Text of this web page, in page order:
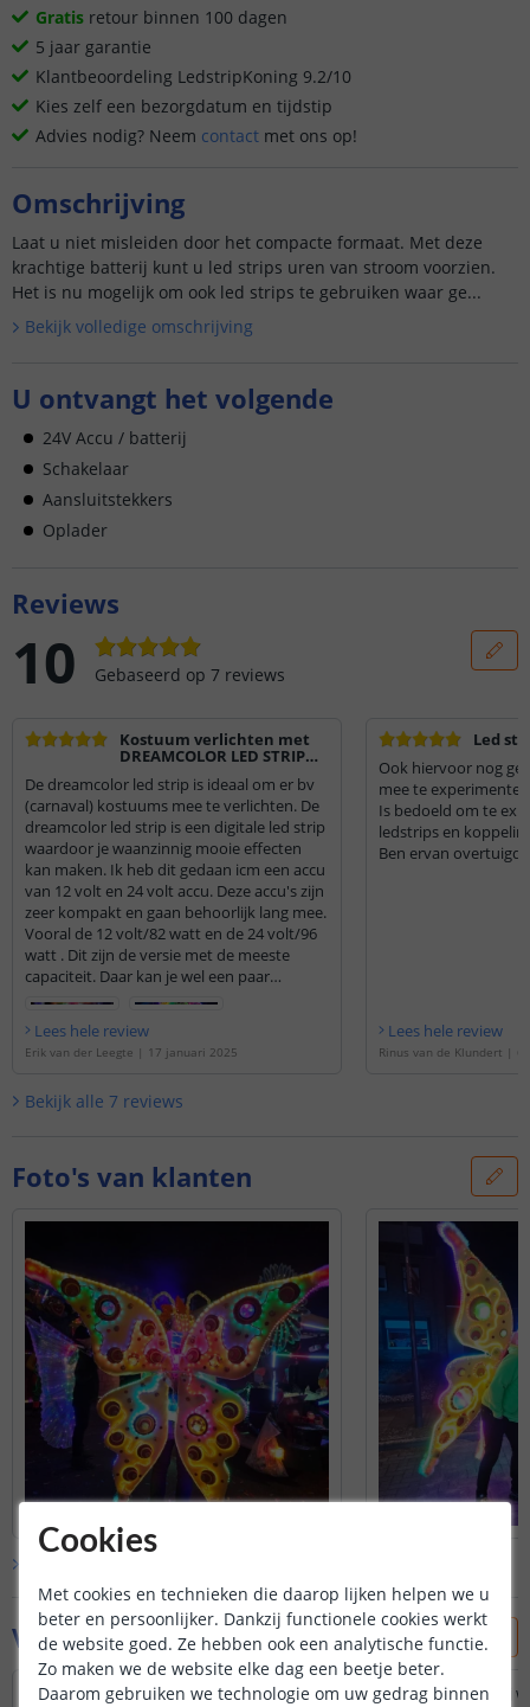
Gratis retour binnen 100 dagen
5 jaar garantie
Klantbeoordeling LedstripKoning 9.2/10
Kies zelf een bezorgdatum en tijdstip
Advies nodig? Neem contact met ons op!
Omschrijving
Laat u niet misleiden door het compacte formaat. Met deze
krachtige batterij kunt u led strips uren van stroom voorzien.
Het is nu mogelijk om ook led strips te gebruiken waar ge...
Bekijk volledige omschrijving
U ontvangt het volgende
24V Accu / batterij
Schakelaar
Aansluitstekkers
Oplader
Reviews
10 Gebaseerd op 7 reviews
Kostuum verlichten met
DREAMCOLOR LED STRIP
De dreamcolor led strip is ideaal om er bv
(carnaval) kostuums mee te verlichten. De
dreamcolor led strip is een digitale led strip
waardoor je waanzinnig mooie effecten
kan maken. Ik heb dit gedaan icm een accu
van 12 volt en 24 volt accu. Deze accu's zijn
zeer kompakt en gaan behoorlijk lang mee.
Vooral de 12 volt/82 watt en de 24 volt/96
watt . Dit zijn de versie met de meeste
capaciteit. Daar kan je wel een paar
accessoires/ adapters. Een echte aanrader
als je in de prijzen wilt vallen met je
Lees hele review
Erik van der Leegte | 17 januari 2025
Led
Ook hiervoor nog
mee te
Is bedoeld om te
ledstrips en
Ben ervan overtuigd
Lees hele review
Rinus van de Klundert |
Bekijk alle 7 reviews
Foto's van klanten
Vraag & antwoord
Is batt schakelaar waterdicht?
Ik zou deze batterij
Cookies
Met cookies en technieken die daarop lijken helpen we u
beter en persoonlijker. Dankzij functionele cookies werkt
de website goed. Ze hebben ook een analytische functie.
Zo maken we de website elke dag een beetje beter.
Daarom gebruiken we technologie om uw gedrag binnen